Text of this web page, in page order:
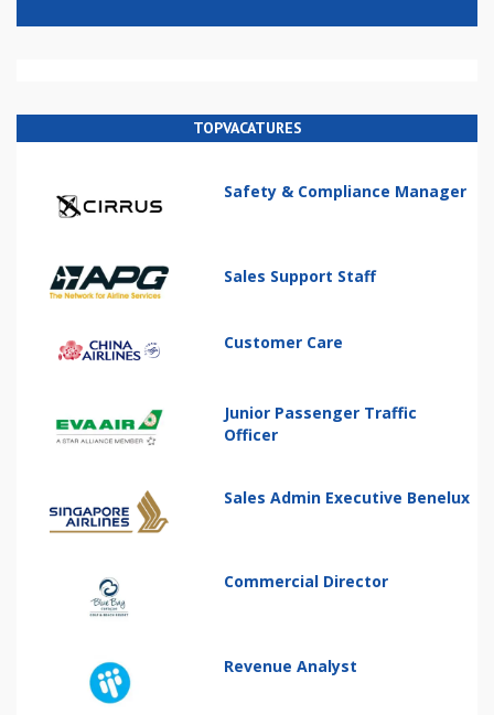
TOPVACATURES
Safety & Compliance Manager
Sales Support Staff
Customer Care
Junior Passenger Traffic
Officer
Sales Admin Executive Benelux
Commercial Director
Revenue Analyst